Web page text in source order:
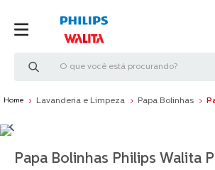
Lavanderia e Limpeza Papa Bolinhas
Papa Bolinhas Philips Walita